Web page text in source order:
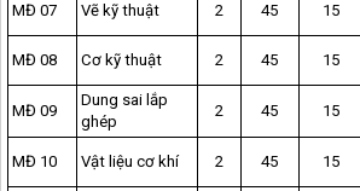
MĐ 07 Vẽ kỹ thuật 2 45 15
MĐ 08 Cơ kỹ thuật 2 45 15
MĐ 09
Dung sai lắp
ghép
2 45 15
MĐ 10 Vật liệu cơ khí 2 45 15